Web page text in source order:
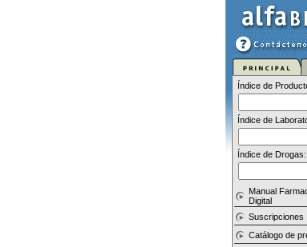
Índice de
Índice de
Índice de Drogas:
Manual
Digital
Suscripciones
Catálogo de